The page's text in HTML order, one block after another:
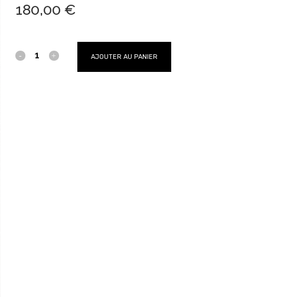
180,00 €
AJOUTER AU PANIER